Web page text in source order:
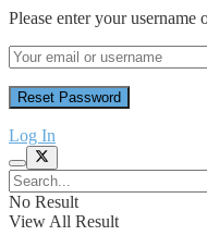
Please enter your username
Log In
No Result
View All Result